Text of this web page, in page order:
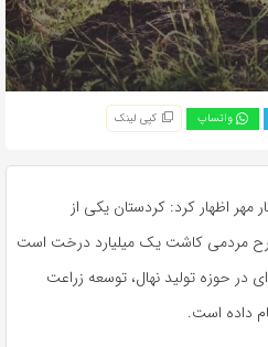
واتساپ کپی لینک
مهر اظهار کرد: کردستان یکی از
مردمی کاشت یک میلیارد درخت است
در حوزه تولید نهال، توسعه زراعت
داده است.